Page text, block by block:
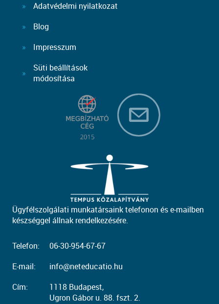
Adatvédelmi nyilatkozat
Blog
Impresszum
Süti beállítások
módosítása
Ügyfélszolgálati munkatársaink telefonon és e-mailben
készséggel állnak rendelkezésére.
Telefon:
06-30-954-67-67
E-mail:
info@neteducatio.hu
Cím:
1118 Budapest,
Ugron Gábor u. 88. fszt. 2.